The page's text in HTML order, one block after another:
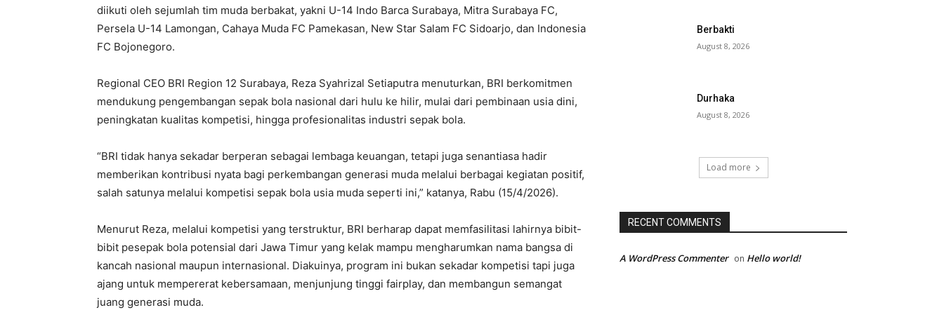
diikuti oleh sejumlah tim muda berbakat, yakni U-14 Indo Barca Surabaya, Mitra Surabaya FC,
Persela U-14 Lamongan, Cahaya Muda FC Pamekasan, New Star Salam FC Sidoarjo, dan Indonesia
FC Bojonegoro.
Regional CEO BRI Region 12 Surabaya, Reza Syahrizal Setiaputra menuturkan, BRI berkomitmen
mendukung pengembangan sepak bola nasional dari hulu ke hilir, mulai dari pembinaan usia dini,
peningkatan kualitas kompetisi, hingga profesionalitas industri sepak bola.
“BRI tidak hanya sekadar berperan sebagai lembaga keuangan, tetapi juga senantiasa hadir
memberikan kontribusi nyata bagi perkembangan generasi muda melalui berbagai kegiatan positif,
salah satunya melalui kompetisi sepak bola usia muda seperti ini,” katanya, Rabu (15/4/2026).
Menurut Reza, melalui kompetisi yang terstruktur, BRI berharap dapat memfasilitasi lahirnya bibit-
bibit pesepak bola potensial dari Jawa Timur yang kelak mampu mengharumkan nama bangsa di
kancah nasional maupun internasional. Diakuinya, program ini bukan sekadar kompetisi tapi juga
ajang untuk mempererat kebersamaan, menjunjung tinggi fairplay, dan membangun semangat
juang generasi muda.
Berbakti
August 8, 2026
Durhaka
August 8, 2026
Load more
RECENT COMMENTS
A WordPress Commenter on Hello world!